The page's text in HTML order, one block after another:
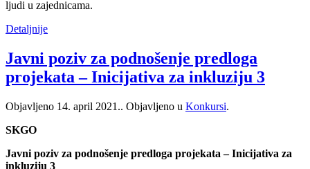
ljudi u zajednicama.
Detaljnije
Javni poziv za podnošenje predloga
projekata – Inicijativa za inkluziju 3
Objavljeno 14. april 2021.. Objavljeno u Konkursi.
SKGO
Javni poziv za podnošenje predloga projekata – Inicijativa za
inkluziju 3